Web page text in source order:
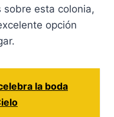
sobre esta colonia,
opción
la boda